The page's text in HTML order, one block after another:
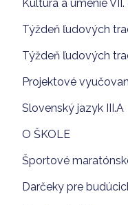
Kultúra a umenie
Týždeň ľudových
Týždeň ľudových
Projektové
Slovenský jazyk III.A
O ŠKOLE
Športové
Darčeky pre